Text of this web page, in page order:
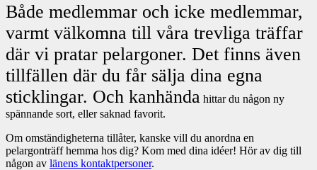
Både medlemmar och icke medlemmar,
varmt välkomna till våra trevliga träffar
där vi pratar pelargoner. Det finns även
tillfällen där du får sälja dina egna
sticklingar. Och kanhända hittar du någon ny
spännande sort, eller saknad favorit.
Om omständigheterna tillåter, kanske vill du anordna en
pelargonträff hemma hos dig? Kom med dina idéer! Hör av dig till
någon av länens kontaktpersoner.